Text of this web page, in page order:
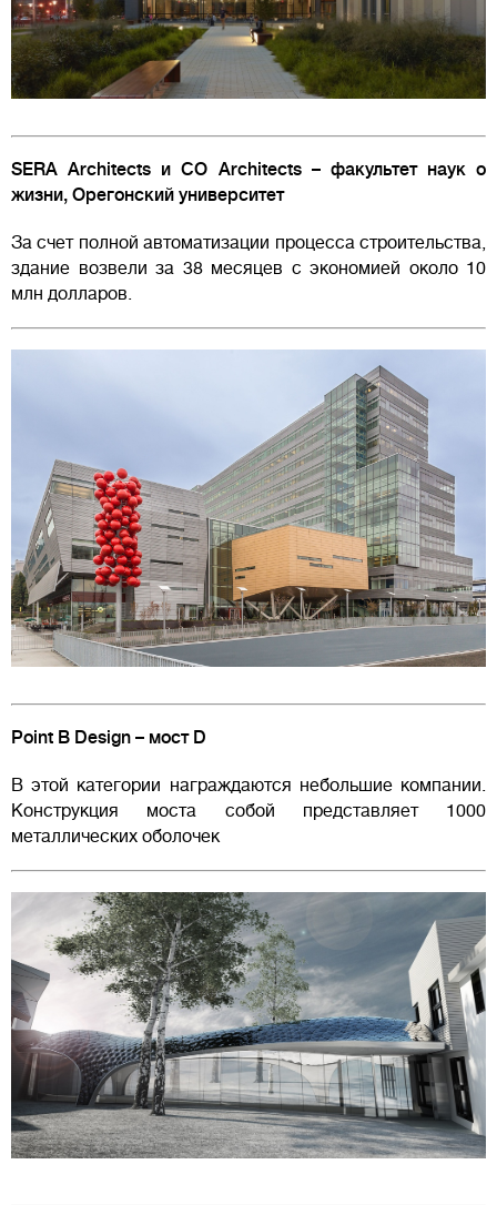
SERA Architects и CO Architects – факультет наук о
жизни, Орегонский университет
За счет полной автоматизации процесса строительства,
здание возвели за 38 месяцев с экономией около 10
млн долларов.
Point B Design – мост D
В этой категории награждаются небольшие компании.
Конструкция моста собой представляет 1000
металлических оболочек